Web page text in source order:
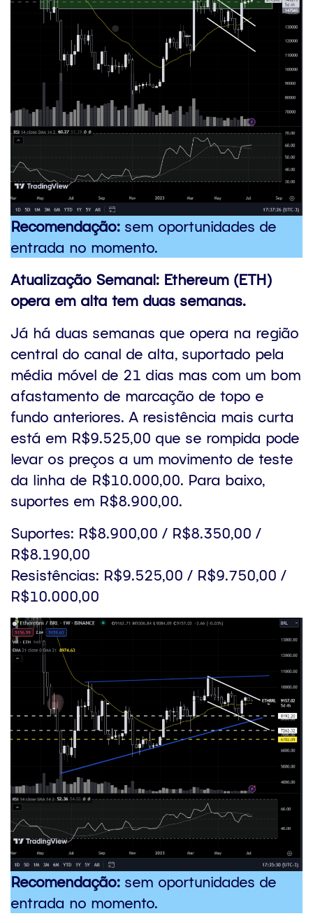
Recomendação: sem oportunidades de
entrada no momento.
Atualização Semanal: Ethereum (ETH)
opera em alta tem duas semanas.
Já há duas semanas que opera na região
central do canal de alta, suportado pela
média móvel de 21 dias mas com um bom
afastamento de marcação de topo e
fundo anteriores. A resistência mais curta
está em R$9.525,00 que se rompida pode
levar os preços a um movimento de teste
da linha de R$10.000,00. Para baixo,
suportes em R$8.900,00.
Suportes: R$8.900,00 / R$8.350,00 /
R$8.190,00
Resistências: R$9.525,00 / R$9.750,00 /
R$10.000,00
Recomendação: sem oportunidades de
entrada no momento.